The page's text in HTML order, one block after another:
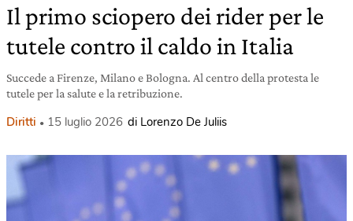
Il primo sciopero dei rider per le
tutele contro il caldo in Italia
Succede a Firenze, Milano e Bologna. Al centro della protesta le
tutele per la salute e la retribuzione.
Diritti 15 luglio 2026 di Lorenzo De Juliis